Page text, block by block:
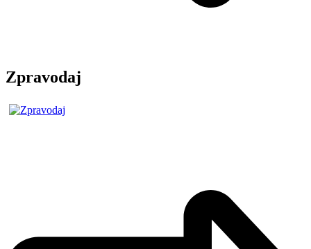
Zpravodaj